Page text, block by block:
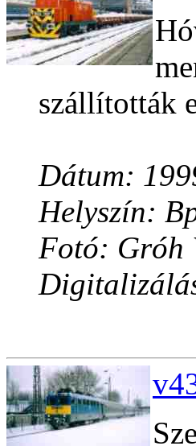
szállították
Dátum:
Helyszín:
Fotó: Gróh